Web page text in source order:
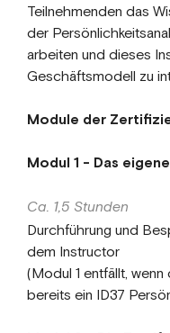
Teilnehmenden das
der
arbeiten und dieses
Geschäftsmodell zu
Module der
Modul 1 - Das
Ca. 1,5 Stunden
Durchführung und
dem Instructor
(Modul 1 entfällt,
bereits ein ID37